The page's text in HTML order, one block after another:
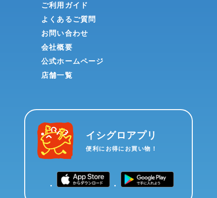
ご利用ガイド
よくあるご質問
お問い合わせ
会社概要
公式ホームページ
店舗一覧
イシグロアプリ
便利にお得にお買い物！